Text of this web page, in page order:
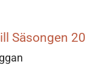
Säsongen